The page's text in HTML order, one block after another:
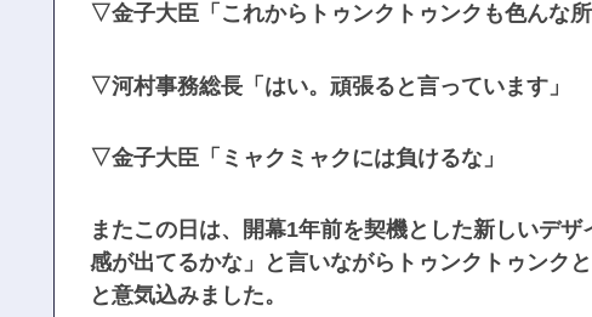
▽金子大臣「これからトゥンクトゥンクも色んな所
▽河村事務総長「はい。頑張ると言っています」
▽金子大臣「ミャクミャクには負けるな」
またこの日は、開幕1年前を契機とした新しいデ
感が出てるかな」と言いながらトゥンクトゥンク
と意気込みました。